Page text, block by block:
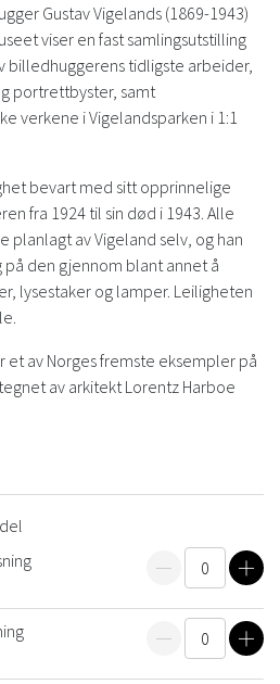
Gustav Vigelands (1869-1943)
viser en fast samlingsutstilling
billedhuggerens tidligste arbeider,
portrettbyster, samt
verkene i Vigelandsparken i 1:1
bevart med sitt opprinnelige
fra 1924 til sin død i 1943. Alle
planlagt av Vigeland selv, og han
den gjennom blant annet å
lysestaker og lamper. Leiligheten
et av Norges fremste eksempler på
av arkitekt Lorentz Harboe
antall